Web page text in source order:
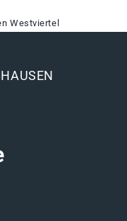
Westviertel